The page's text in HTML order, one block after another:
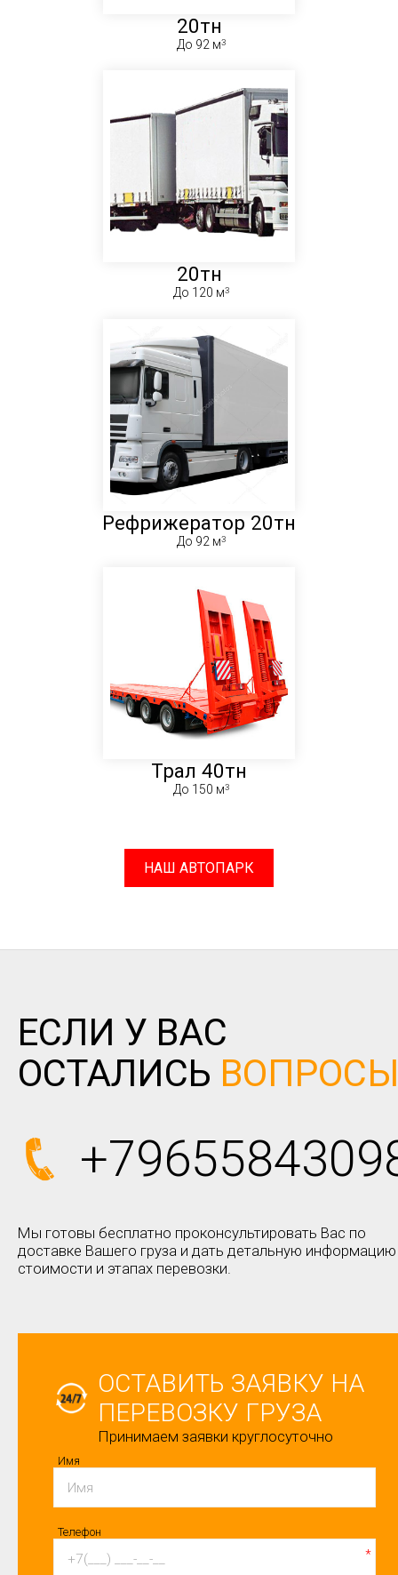
20тн
До 92 м
20тн
До 120 м
Рефрижератор 20тн
До 92 м
Трал 40тн
До 150 м
НАШ АВТОПАРК
ЕСЛИ У ВАС
ОСТАЛИСЬ
Мы готовы бесплатно проконсультировать Вас по
доставке Вашего груза и дать детальную
стоимости и этапах перевозки.
ОСТАВИТЬ ЗАЯВКУ НА
ПЕРЕВОЗКУ ГРУЗА
Принимаем заявки круглосуточно
Имя
Телефон
*